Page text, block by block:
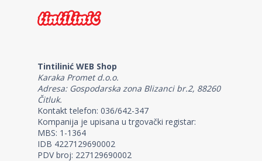
Tintilinić WEB Shop
Karaka Promet d.o.o.
Adresa: Gospodarska zona Blizanci br.2, 88260
Čitluk.
Kontakt telefon: 036/642-347
Kompanija je upisana u trgovački registar:
MBS: 1-1364
IDB 4227129690002
PDV broj: 227129690002